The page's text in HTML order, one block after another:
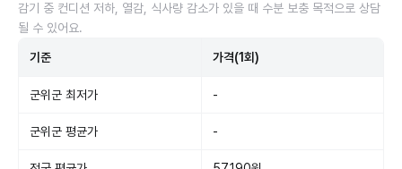
감기 중 컨디션 저하, 열감, 식사량 감소가 있을 때 수분 보충 목적으로 상담
될 수 있어요.
기준 가격(1회)
군위군 최저가 -
군위군 평균가 -